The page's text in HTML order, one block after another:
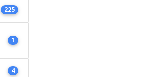
225
1
4